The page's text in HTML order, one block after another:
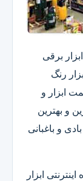
برقی
رنگ
ابزار و
و بهترین
و باغبانی
ابزار